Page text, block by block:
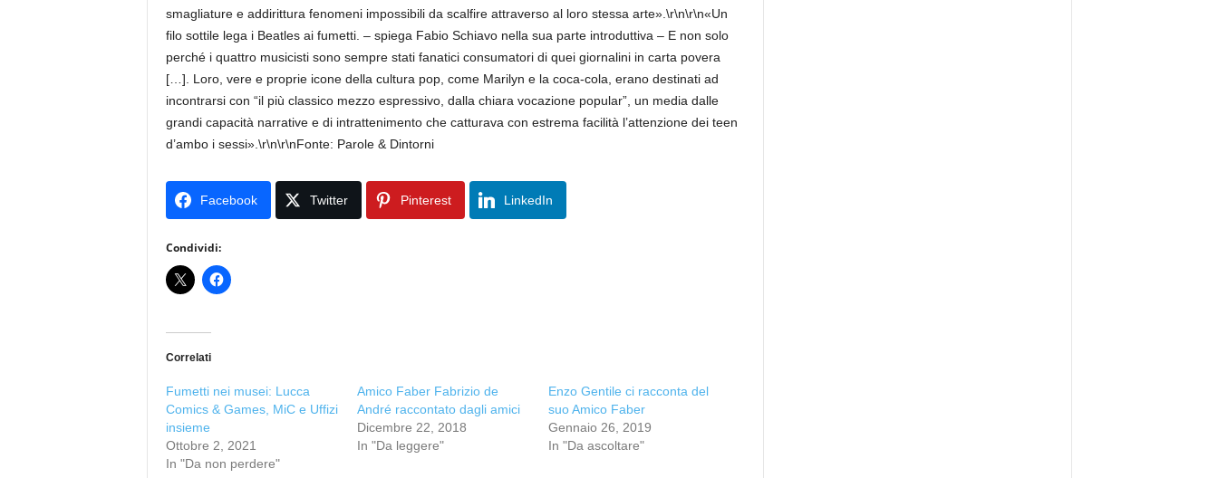
smagliature e addirittura fenomeni impossibili da scalfire attraverso al loro stessa arte».\r\n\r\n«Un
filo sottile lega i Beatles ai fumetti. – spiega Fabio Schiavo nella sua parte introduttiva – E non solo
perché i quattro musicisti sono sempre stati fanatici consumatori di quei giornalini in carta povera
[…]. Loro, vere e proprie icone della cultura pop, come Marilyn e la coca-cola, erano destinati ad
incontrarsi con “il più classico mezzo espressivo, dalla chiara vocazione popular”, un media dalle
grandi capacità narrative e di intrattenimento che catturava con estrema facilità l’attenzione dei teen
d’ambo i sessi».\r\n\r\nFonte: Parole & Dintorni
Facebook Twitter Pinterest LinkedIn
Condividi:
Correlati
Fumetti nei musei: Lucca
Comics & Games, MiC e Uffizi
insieme
Ottobre 2, 2021
In "Da non perdere"
Amico Faber Fabrizio de
André raccontato dagli amici
Dicembre 22, 2018
In "Da leggere"
Enzo Gentile ci racconta del
suo Amico Faber
Gennaio 26, 2019
In "Da ascoltare"